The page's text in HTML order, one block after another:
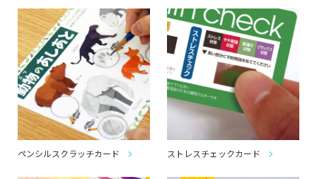
ペンシルスクラッチカード ストレスチェックカード